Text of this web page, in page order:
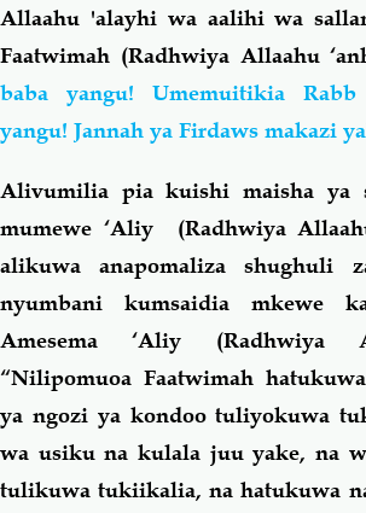
Allaahu 'alayhi wa aalihi wa
Faatwimah (Radhwiya Allaahu
baba yangu! Umemuitikia
yangu! Jannah ya Firdaws makazi
Alivumilia pia kuishi maisha ya
mumewe ‘Aliy (Radhwiya
alikuwa anapomaliza shughuli
nyumbani kumsaidia mkewe
Amesema ‘Aliy (Radhwiya
“Nilipomuoa Faatwimah
ya ngozi ya kondoo tuliyokuwa
wa usiku na kulala juu yake, na
tulikuwa tukiikalia, na hatukuwa